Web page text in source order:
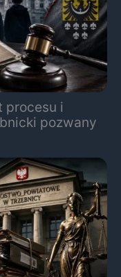
procesu i
pozwany